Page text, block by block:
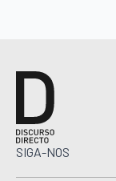
SIGA-NOS